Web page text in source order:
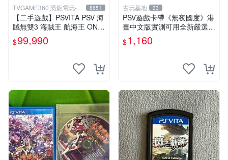
TVGAME360 恐龍電玩-台
中店
8651
【二手遊戲】PSVITA PSV 海
賊無雙3 海賊王 航海王 ONE
PIECE 3 III 中文版 【台中恐
龍電玩】
$99,990
古玩基地 33
PSV遊戲卡帶《無夜國度》港
臺中文版實測可用全新嚴選成
色如圖可放心購買 無夜國度
PSV 港臺中文 游戲卡帶
$1,160